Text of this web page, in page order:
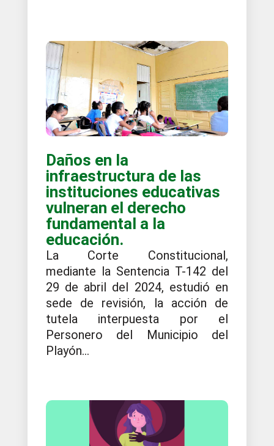
Daños en la
infraestructura de las
instituciones educativas
vulneran el derecho
fundamental a la
educación.
La Corte Constitucional,
mediante la Sentencia T-142 del
29 de abril del 2024, estudió en
sede de revisión, la acción de
tutela interpuesta por el
Personero del Municipio del
Playón...